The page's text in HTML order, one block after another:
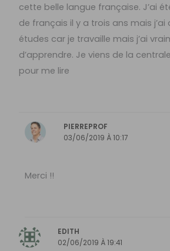
cette belle langue française. J’ai
de français il y a trois ans mais j’ai
études car je travaille mais j’ai
d’apprendre. Je viens de la
pour me lire
PIERREPROF
03/06/2019 À 10:17
Merci !!
EDITH
02/06/2019 À 19:41